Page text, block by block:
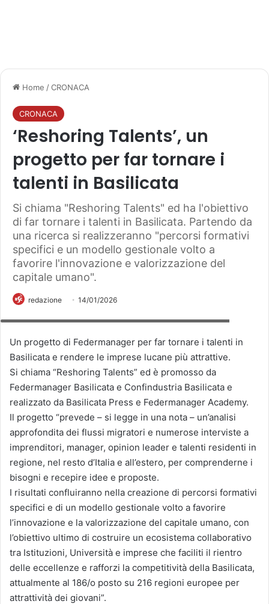
Home /CRONACA
CRONACA
‘Reshoring Talents’, un
progetto per far tornare i
talenti in Basilicata
Si chiama "Reshoring Talents" ed ha l'obiettivo
di far tornare i talenti in Basilicata. Partendo da
una ricerca si realizzeranno "percorsi formativi
specifici e un modello gestionale volto a
favorire l'innovazione e valorizzazione del
capitale umano".
redazione 14/01/2026
Un progetto di Federmanager per far tornare i talenti in
Basilicata e rendere le imprese lucane più attrattive.
Si chiama “Reshoring Talents” ed è promosso da
Federmanager Basilicata e Confindustria Basilicata e
realizzato da Basilicata Press e Federmanager Academy.
Il progetto “prevede – si legge in una nota – un’analisi
approfondita dei flussi migratori e numerose interviste a
imprenditori, manager, opinion leader e talenti residenti in
regione, nel resto d’Italia e all’estero, per comprenderne i
bisogni e recepire idee e proposte.
I risultati confluiranno nella creazione di percorsi formativi
specifici e di un modello gestionale volto a favorire
l’innovazione e la valorizzazione del capitale umano, con
l’obiettivo ultimo di costruire un ecosistema collaborativo
tra Istituzioni, Università e imprese che faciliti il rientro
delle eccellenze e rafforzi la competitività della Basilicata,
attualmente al 186/o posto su 216 regioni europee per
attrattività dei giovani”.